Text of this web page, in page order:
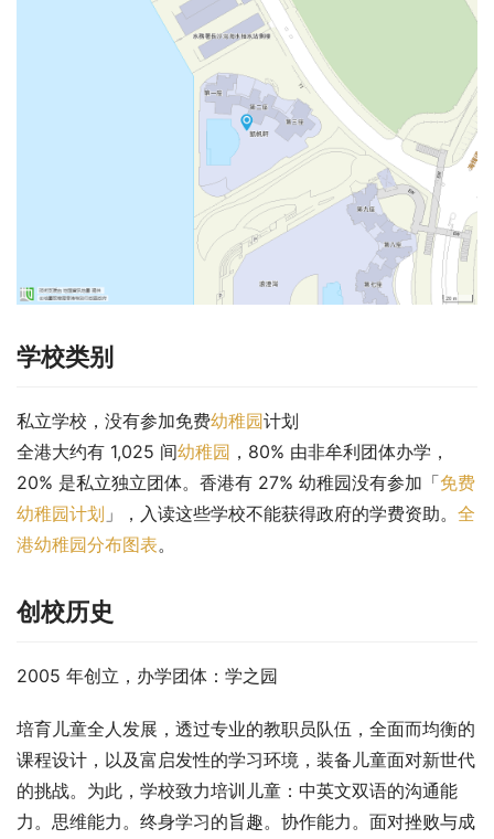
学校类别
私立学校，没有参加免费幼稚园计划
全港大约有 1,025 间幼稚园 ，80% 由非牟利团体办学，
20% 是私立独立团体。香港有 27% 幼稚园没有参加「免费
幼稚园计划 」，入读这些学校不能获得政府的学费资助。 全
港幼稚园分布图表。
创校历史
2005 年创立，办学团体：学之园
培育儿童全人发展，透过专业的教职员队伍，全面而均衡的
课程设计，以及富启发性的学习环境，装备儿童面对新世代
的挑战。为此，学校致力培训儿童：中英文双语的沟通能
力。思维能力。终身学习的旨趣。协作能力。面对挫败与成